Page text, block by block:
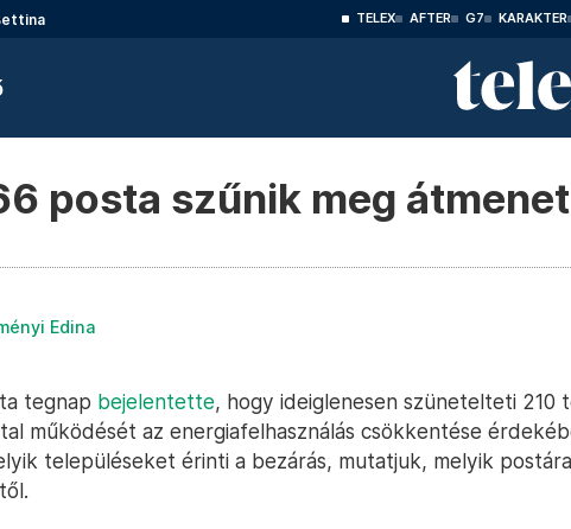
TELEX AFTER G7 KARAKTER
posta szűnik meg
Edina
tegnap bejelentette, hogy ideiglenesen szünetelteti 210
működését az energiafelhasználás csökkentése
településeket érinti a bezárás, mutatjuk, melyik